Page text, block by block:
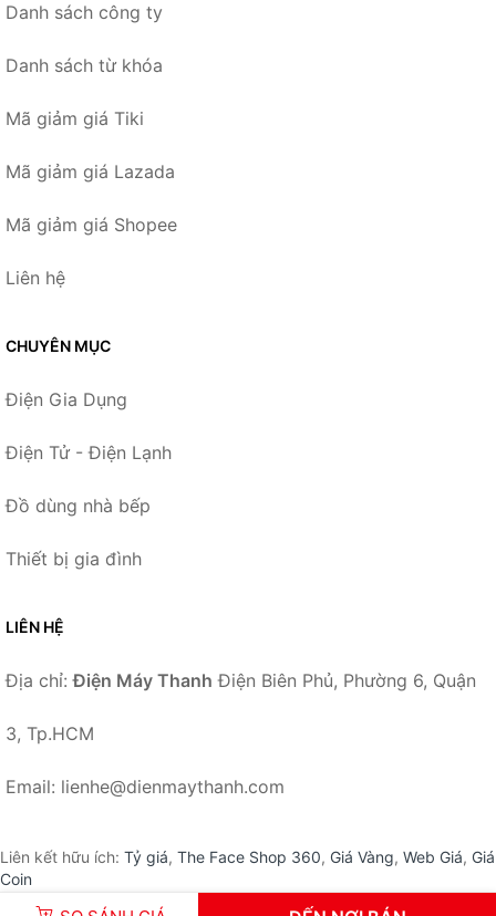
Danh sách công ty
Danh sách từ khóa
Mã giảm giá Tiki
Mã giảm giá Lazada
Mã giảm giá Shopee
Liên hệ
CHUYÊN MỤC
Điện Gia Dụng
Điện Tử - Điện Lạnh
Đồ dùng nhà bếp
Thiết bị gia đình
LIÊN HỆ
Địa chỉ:Điện Máy Thanh Điện Biên Phủ, Phường 6, Quận
3, Tp.HCM
Email: lienhe@dienmaythanh.com
Liên kết hữu ích: Tỷ giá, The Face Shop 360, Giá Vàng, Web Giá, Giá
Coin